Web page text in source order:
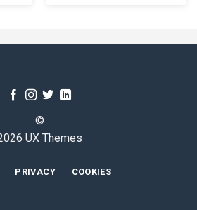
©
UX Themes
PRIVACY COOKIES